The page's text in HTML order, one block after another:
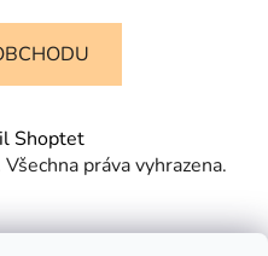
Shoptet
Všechna práva vyhrazena.